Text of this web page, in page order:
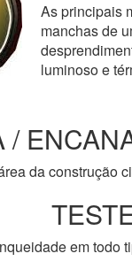
As principais
manchas de
luminoso e
/
da construção
em todo